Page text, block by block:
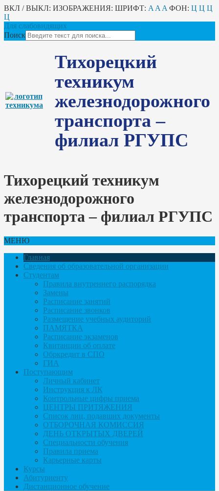
ВКЛ / ВЫКЛ: ИЗОБРАЖЕНИЯ: ШРИФТ: A A A ФОН: Ц Ц Ц
Ц
Для слабовидящих
Поиск
Тихорецкий
техникум
железнодорожного
транспорта –
филиал РГУПС
Тихорецкий техникум
железнодорожного
транспорта – филиал РГУПС
МЕНЮ
Главная
Сведения об образовательной организации
Студентам
Правила внутреннего распорядка
Замены
Расписание занятий
Расписание звонков
Размещение учебных аудиторий
ПАМЯТКА
Расписание экзаменов
Квитанции об оплате
Обркредит в СПО
ГИА
Поступающим
Личный кабинет
Инструкция к ЛК
Контрольные цифры приема
ЦЕНТРЫ ПРИТЯЖЕНИЯ
Список лиц, подавших документы
ОТБОРОЧНАЯ КОМИССИЯ
ДЕНЬ ОТКРЫТЫХ ДВЕРЕЙ
Специальности обучения
Правила приема
Карьерные карты
Курсы
Абитуриенту
Дистанционное обучение